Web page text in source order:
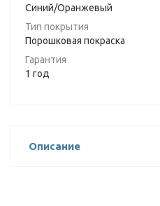
Синий/Оранжевый
Тип покрытия
Порошковая покраска
Гарантия
1 год
Описание